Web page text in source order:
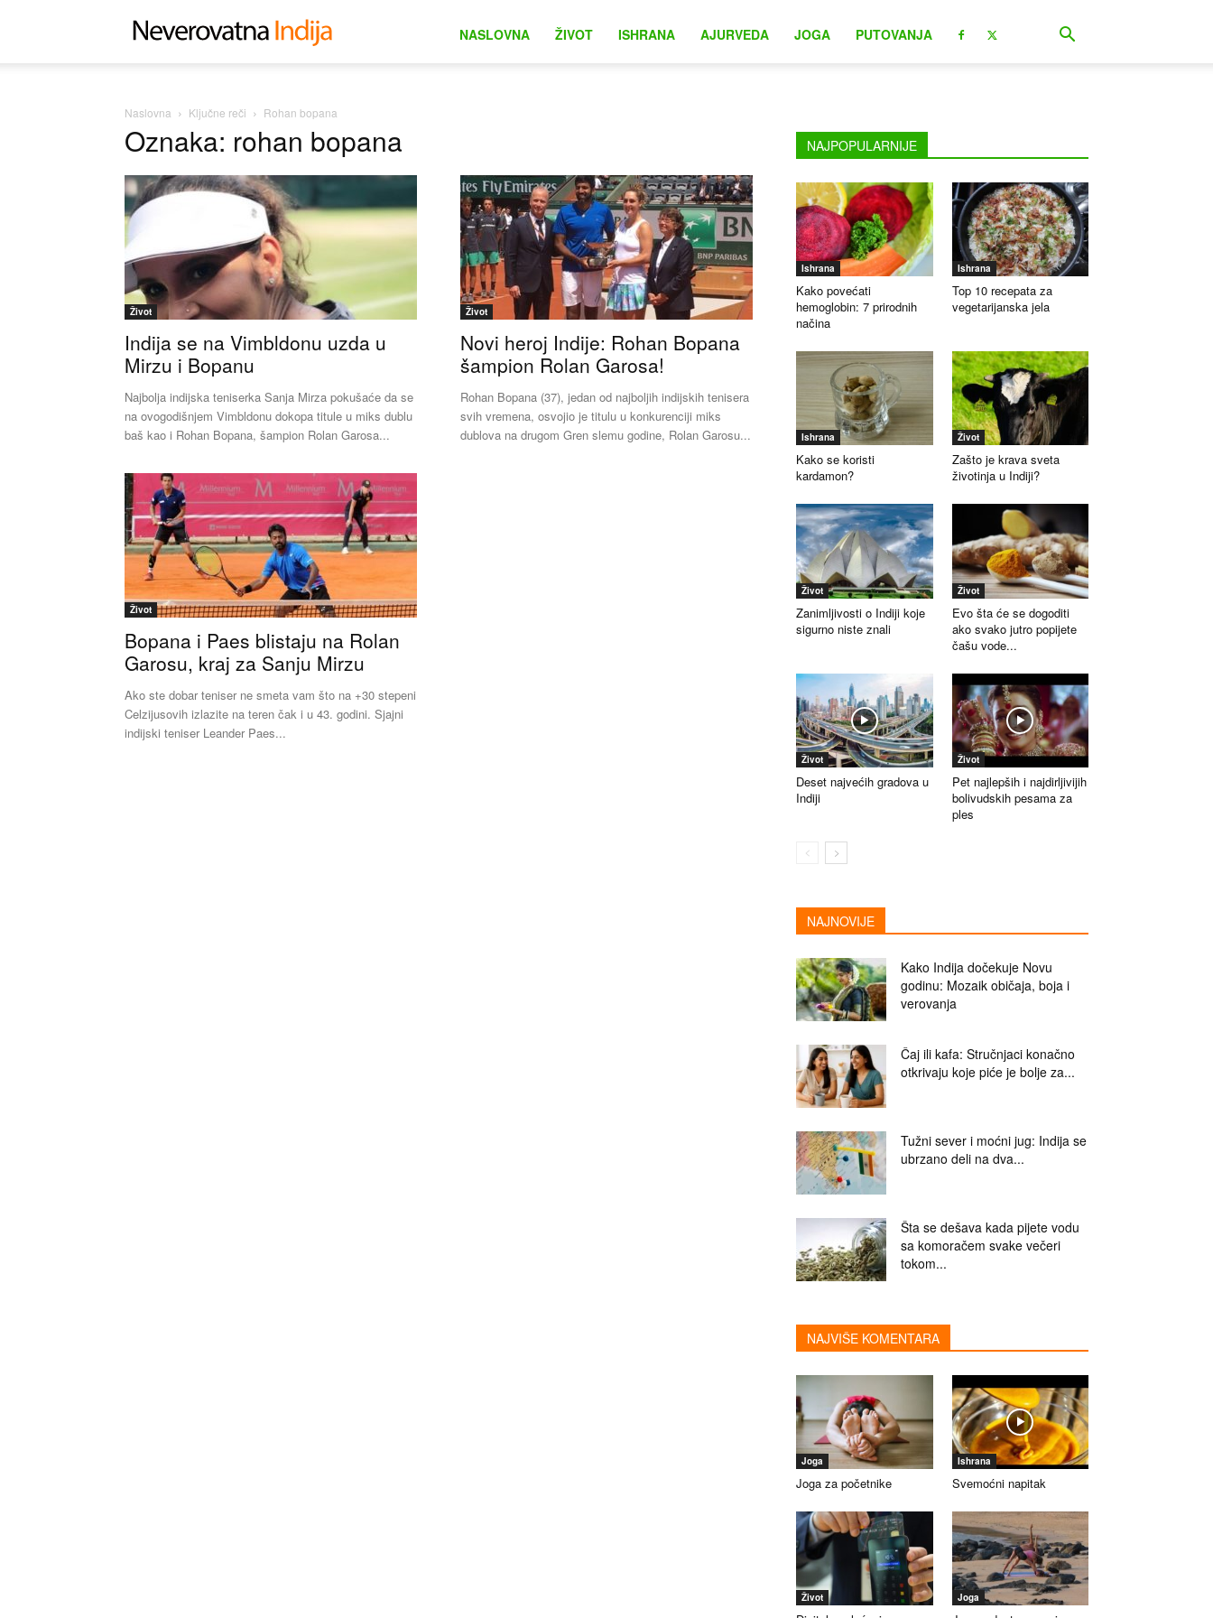
NASLOVNA ŽIVOT ISHRANA AJURVEDA JOGA PUTOVANJA
Naslovna Ključne reči Rohan bopana
Oznaka: rohan bopana
Život
Indija se na Vimbldonu uzda u
Mirzu i Bopanu
Najbolja indijska teniserka Sanja Mirza pokušaće da se
na ovogodišnjem Vimbldonu dokopa titule u miks dublu
baš kao i Rohan Bopana, šampion Rolan Garosa...
Život
Novi heroj Indije: Rohan Bopana
šampion Rolan Garosa!
Rohan Bopana (37), jedan od najboljih indijskih tenisera
svih vremena, osvojio je titulu u konkurenciji miks
dublova na drugom Gren slemu godine, Rolan Garosu...
Život
Bopana i Paes blistaju na Rolan
Garosu, kraj za Sanju Mirzu
Ako ste dobar teniser ne smeta vam što na +30 stepeni
Celzijusovih izlazite na teren čak i u 43. godini. Sjajni
indijski teniser Leander Paes...
NAJPOPULARNIJE
Ishrana
Kako povećati
hemoglobin: 7 prirodnih
načina
Ishrana
Top 10 recepata za
vegetarijanska jela
Ishrana
Kako se koristi
kardamon?
Život
Zašto je krava sveta
životinja u Indiji?
Život
Zanimljivosti o Indiji koje
sigurno niste znali
Život
Evo šta će se dogoditi
ako svako jutro popijete
čašu vode...
Život
Deset najvećih gradova u
Indiji
Život
Pet najlepših i najdirljivijih
bolivudskih pesama za
ples
NAJNOVIJE
Kako Indija dočekuje Novu
godinu: Mozaik običaja, boja i
verovanja
Čaj ili kafa: Stručnjaci konačno
otkrivaju koje piće je bolje za...
Tužni sever i moćni jug: Indija se
ubrzano deli na dva...
Šta se dešava kada pijete vodu
sa komoračem svake večeri
tokom...
NAJVIŠE KOMENTARA
Joga
Joga za početnike
Ishrana
Svemoćni napitak
Život Joga